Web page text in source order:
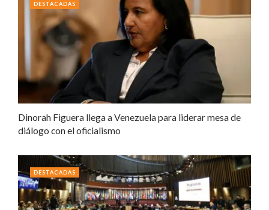
Dinorah Figuera llega a Venezuela para liderar mesa de
diálogo con el oficialismo
DESTACADAS
DESTACADAS